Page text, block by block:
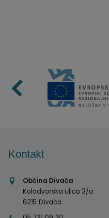
Kontakt
Občina Divača
Kolodvorska ulica 3/a
6215 Divača